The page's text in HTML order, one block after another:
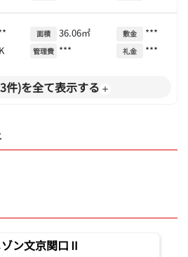
面積 36.06㎡
管理費 ***
敷金 ***
礼金 ***
件)を全て表示する
ン文京関口Ⅱ